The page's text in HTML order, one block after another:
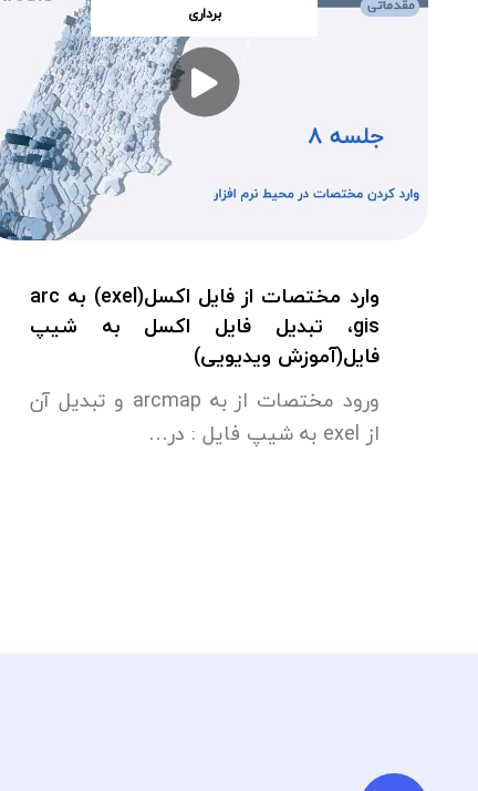
برداری
وارد مختصات از فایل اکسل(exel) به arc
gis، تبدیل فایل اکسل به شیپ
فایل(آموزش ویدیویی)
ورود مختصات از به arcmap و تبدیل آن
از exel به شیپ فایل : در…